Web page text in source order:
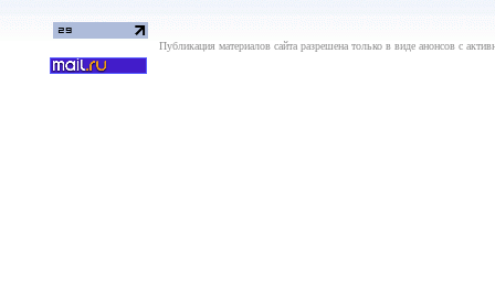
Публикация материалов сайта разрешена только в виде анонсов с